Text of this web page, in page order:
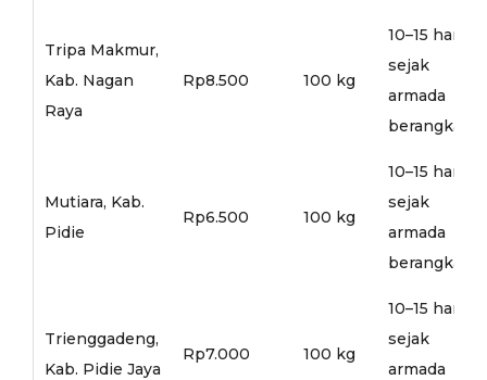
Tripa Makmur,
Kab. Nagan
Raya
Rp8.500 100 kg
10–15 hari
sejak
armada
berangkat
Mutiara, Kab.
Pidie
Rp6.500 100 kg
10–15 hari
sejak
armada
berangkat
Trienggadeng,
Kab. Pidie Jaya
Rp7.000 100 kg
10–15 hari
sejak
armada